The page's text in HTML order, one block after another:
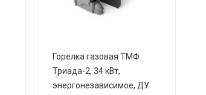
Горелка газовая ТМФ
Триада-2, 34 кВт,
энергонезависимое, ДУ